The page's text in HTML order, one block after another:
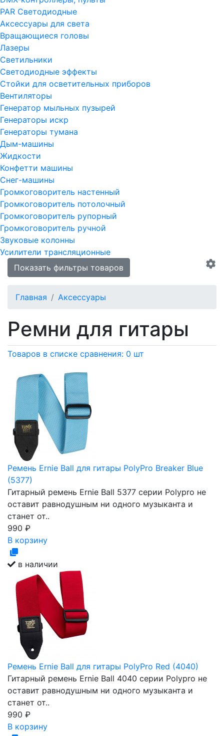
PAR Светодиодные
Аксессуары для света
Вращающиеся головы
Лазеры
Светильники
Светодиодные эффекты
Стойки для осветительных приборов
Вентиляторы
Генератор мыльных пузырей
Генераторы искр
Генераторы тумана
Дым-машины
Жидкости
Конфетти машины
Снег-машины
Громкоговоритель настенный
Громкоговоритель потолочный
Громкоговоритель рупорный
Громкоговоритель ручной
Звуковые колонны
Усилители трансляционные
Показать фильтры товаров
Главная Аксессуары
Ремни для гитары
Товаров в списке сравнения: 0 шт
Ремень Ernie Ball для гитары PolyPro Breaker Blue
(5377)
Гитарный ремень Ernie Ball 5377 серии Polypro не
оставит равнодушным ни одного музыканта и
станет от..
990 ₽
В корзину
в наличии
Ремень Ernie Ball для гитары PolyPro Red (4040)
Гитарный ремень Ernie Ball 4040 серии Polypro не
оставит равнодушным ни одного музыканта и
станет от..
990 ₽
В корзину